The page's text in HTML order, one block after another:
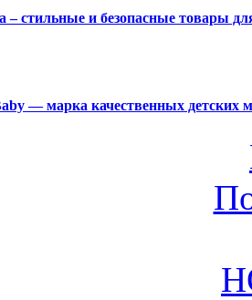
– стильные и безопасные товары
— марка качественных детских